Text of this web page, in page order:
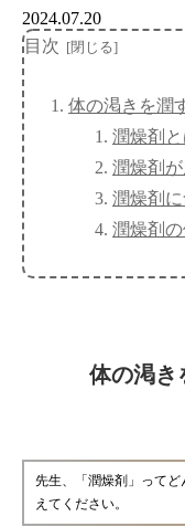
2024.07.20
目次
体の渇きを潤
潤燥剤
潤燥剤
潤燥剤
潤燥剤
体の渇き
先生、「潤燥剤」ってど
えてください。